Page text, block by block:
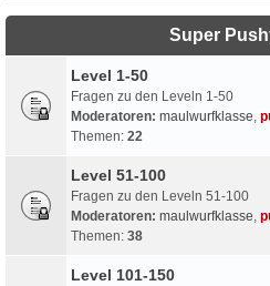
Super
Level 1-50
Fragen zu den Leveln 1-50
Moderatoren: maulwurfklasse,
Themen: 22
Level 51-100
Fragen zu den Leveln 51-100
Moderatoren: maulwurfklasse,
Themen: 38
Level 101-150